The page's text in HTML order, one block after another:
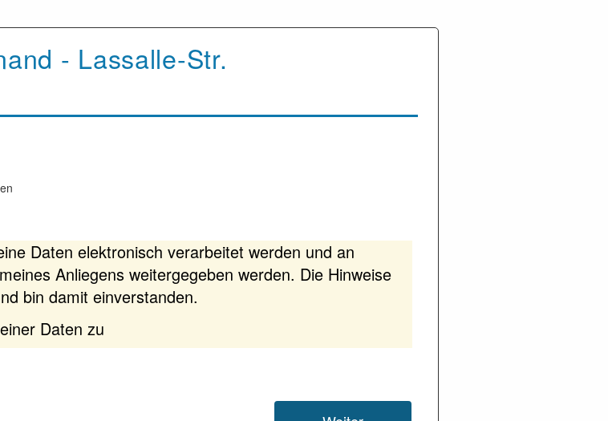
- Lassalle-Str.
Daten elektronisch verarbeitet werden und an
Anliegens weitergegeben werden. Die Hinweise
bin damit einverstanden.
Daten zu